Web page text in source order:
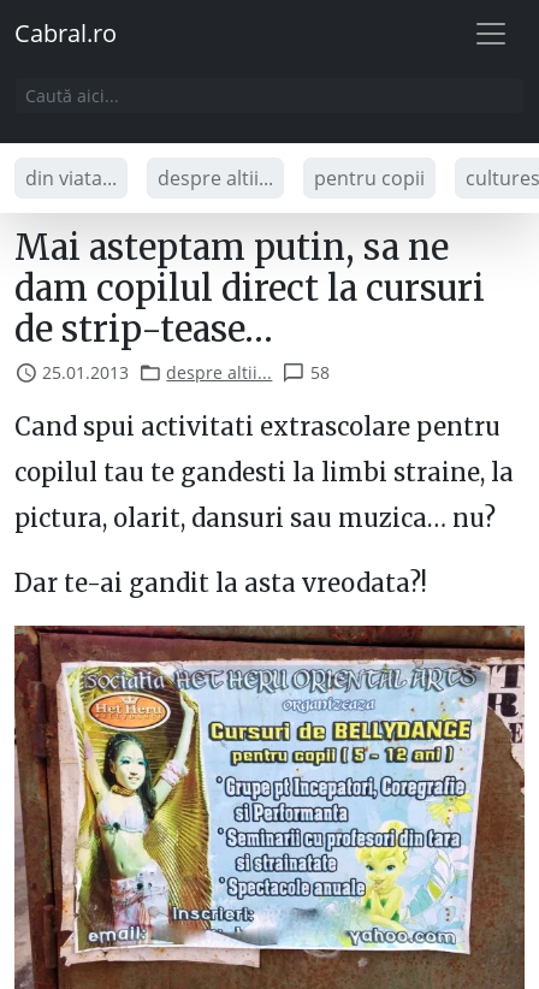
Cabral.ro
din viata... despre altii... pentru copii
Mai asteptam putin, sa ne
dam copilul direct la cursuri
de strip-tease…
25.01.2013 despre altii... 58
Cand spui activitati extrascolare pentru
copilul tau te gandesti la limbi straine, la
pictura, olarit, dansuri sau muzica… nu?
Dar te-ai gandit la asta vreodata?!